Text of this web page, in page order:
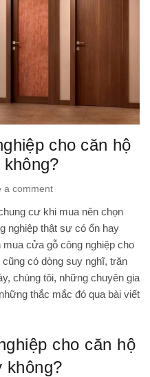
cho căn hộ
a comment
cư khi mua nên chọn
nghiệp thật sự có ổn hay
cửa gỗ công nghiệp cho
có dòng suy nghĩ, trăn
chúng tôi, những chuyên gia
thắc mắc đó qua bài viết
cho căn hộ
không?